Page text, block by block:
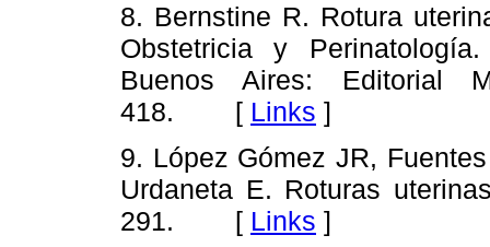
8. Bernstine R. Rotura
Obstetricia y
Buenos Aires: Editorial
418. [ Links ]
9. López Gómez JR,
Urdaneta E. Roturas
291. [ Links ]